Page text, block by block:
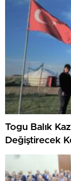
Togu Balık
Değiştirecek